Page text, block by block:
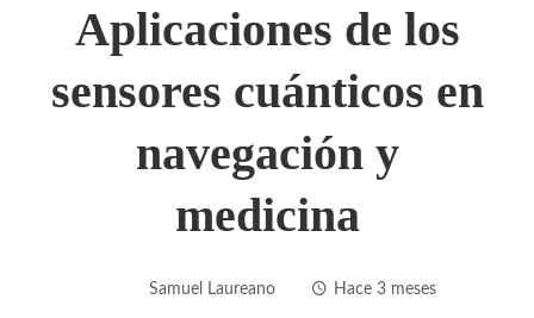
Aplicaciones de los
sensores cuánticos en
navegación y
medicina
Samuel Laureano Hace 3 meses